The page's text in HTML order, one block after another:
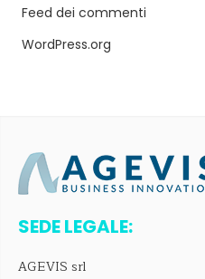
Feed dei commenti
WordPress.org
SEDE LEGALE:
AGEVIS srl